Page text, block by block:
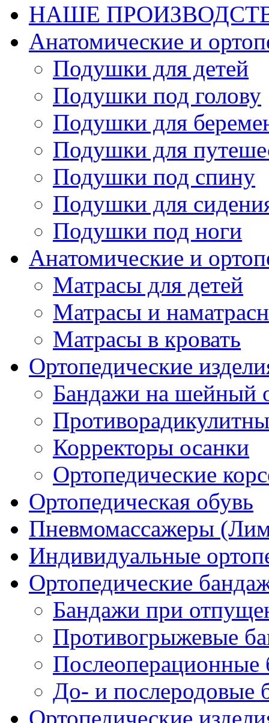
НАШЕ
Анатомические и
Подушки для детей
Подушки под голову
Подушки для
Подушки для
Подушки под спину
Подушки для
Подушки под ноги
Анатомические и
Матрасы для детей
Матрасы и
Матрасы в кровать
Ортопедические
Бандажи на шейный
Корректоры осанки
Ортопедические
Ортопедическая обувь
Пневмомассажеры
Индивидуальные
Ортопедические
Бандажи при
Противогрыжевые
Послеоперационные
До- и послеродовые
Ортопедические